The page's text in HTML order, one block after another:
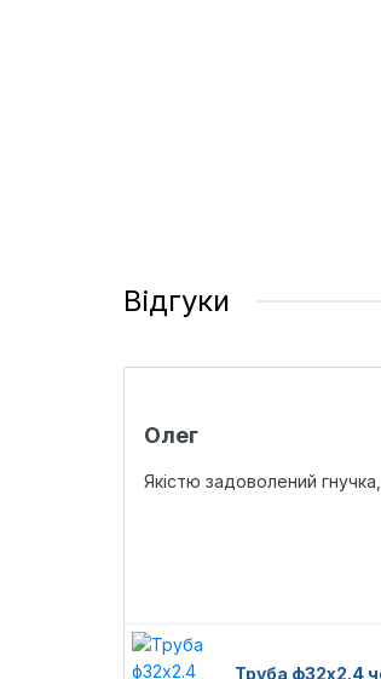
Відгуки
Олег
Якістю задоволений
Труба ф32х2.4